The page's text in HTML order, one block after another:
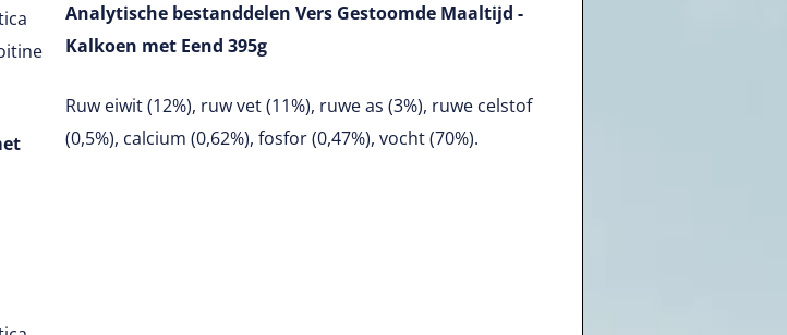
Analytische bestanddelen Vers Gestoomde Maaltijd -
Kalkoen met Eend 395g
Ruw eiwit (12%), ruw vet (11%), ruwe as (3%), ruwe celstof
(0,5%), calcium (0,62%), fosfor (0,47%), vocht (70%).